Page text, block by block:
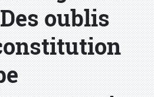
oublis